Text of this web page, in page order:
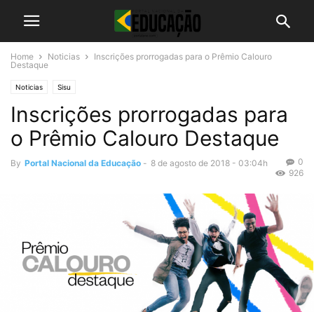
Home Noticias
Inscrições prorrogadas para o Prêmio Calouro
Destaque
Noticias Sisu
Inscrições prorrogadas para
o Prêmio Calouro Destaque
By Portal Nacional da Educação - 8 de agosto de 2018 - 03:04h
0
926